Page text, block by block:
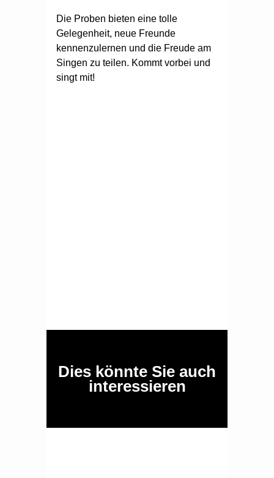
Die Proben bieten eine tolle
Gelegenheit, neue Freunde
kennenzulernen und die Freude am
Singen zu teilen. Kommt vorbei und
singt mit!
Dies könnte Sie auch
interessieren